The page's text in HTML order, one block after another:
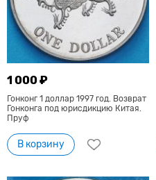
1 000 ₽
Гонконг 1 доллар 1997 год. Возврат
Гонконга под юрисдикцию Китая.
Пруф
В корзину